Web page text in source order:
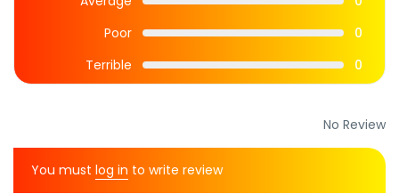
Poor
0
Terrible
0
No Review
You must log in to write review